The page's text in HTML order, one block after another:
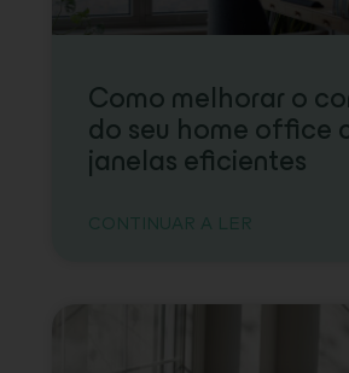
Como melhorar o
do seu home office
janelas eficientes
CONTINUAR A LER